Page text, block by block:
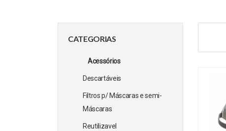
CATEGORIAS
Acessórios
Descartáveis
Filtros p/ Máscaras e semi-
Máscaras
Reutilizavel